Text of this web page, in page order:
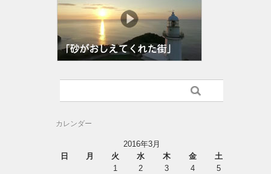
カレンダー
2016年3月
日
月 火 水 木 金
土
1
2 3 4
5